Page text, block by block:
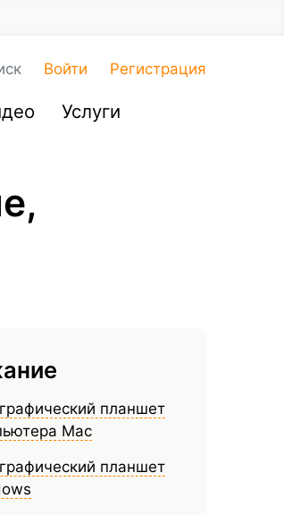
Войти Регистрация
Услуги
планшет
Mac
планшет